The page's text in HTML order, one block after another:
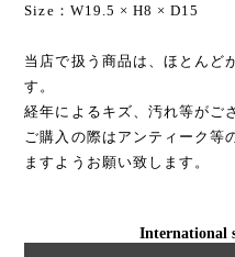
Size：W19.5 × H8 × D15
当店で扱う商品は、ほとんど
す。
経年によるキズ、汚れ等がご
ご購入の際はアンティーク等
ますようお願い致します。
International